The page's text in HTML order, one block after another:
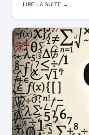
LIRE LA SUITE →